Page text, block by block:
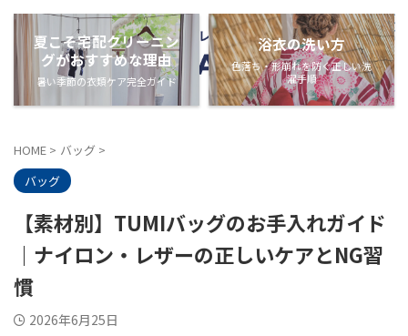
夏こそ宅配クリーニン
グがおすすめな理由
暑い季節の衣類ケア完全ガイド
浴衣の洗い方
色落ち・形崩れを防ぐ正しい洗
濯手順
HOME > バッグ >
バッグ
【素材別】TUMIバッグのお手入れガイド
｜ナイロン・レザーの正しいケアとNG習
慣
2026年6月25日